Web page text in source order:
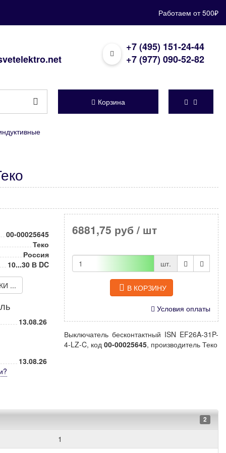
Работаем от 500₽
+7 (495) 151-24-44
+7 (977) 090-52-82
Корзина
00-00025645
Теко
Россия
10...30 В DC
...
13.08.26
13.08.26
?
6881,75 руб / шт
шт.
В КОРЗИНУ
Условия оплаты
Выключатель бесконтактный ISN EF26A-31P-
4-LZ-C, код 00-00025645, производитель Теко
2
1